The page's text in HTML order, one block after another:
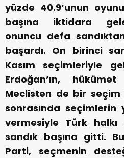
yüzde 40.9’unun
başına iktidara
onuncu defa
başardı. On birinci
Kasım seçimleriyle
Erdoğan’ın,
Meclisten de bir seçim
sonrasında seçimlerin
vermesiyle Türk
sandık başına gitti.
Parti, seçmenin